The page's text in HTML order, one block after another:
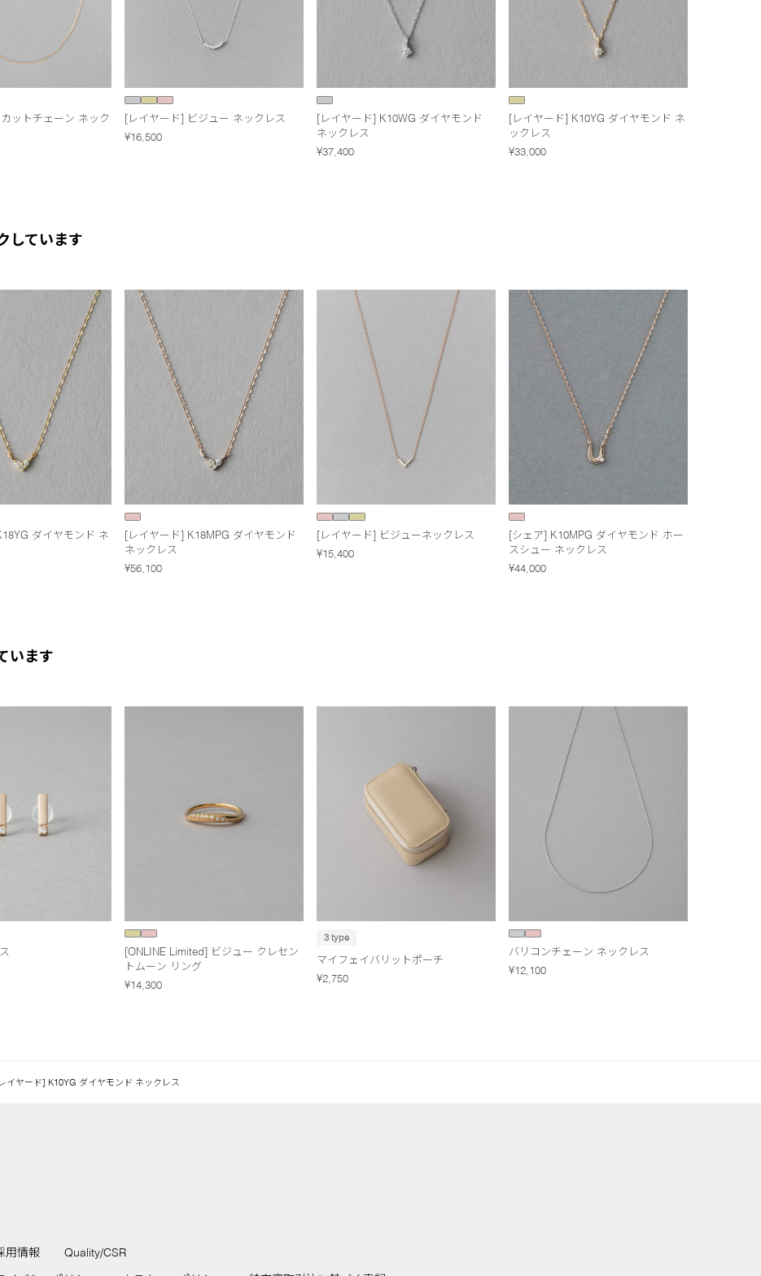
ットチェーン ネック
[レイヤード] ビジュー ネックレス
¥16,500
[レイヤード] K10WG ダイヤモンド
ネックレス
¥37,400
[レイヤード] K10YG ダイヤモンド ネ
ックレス
¥33,000
しています
ダイヤモンド ネ
[レイヤード] K18MPG ダイヤモンド
ネックレス
¥56,100
[レイヤード] ビジューネックレス
¥15,400
[シェア] K10MPG ダイヤモンド ホー
スシュー ネックレス
¥44,000
います
[ONLINE Limited] ビジュー クレセン
トムーン リング
¥14,300
3 type
マイフェイバリットポーチ
¥2,750
バリコンチェーン ネックレス
¥12,100
イヤード] K10YG ダイヤモンド ネックレス
用情報
Quality/CSR